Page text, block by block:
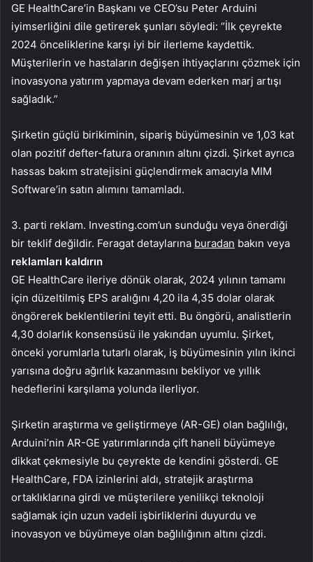
GE HealthCare’in Başkanı ve CEO’su Peter Arduini
iyimserliğini dile getirerek şunları söyledi: “İlk çeyrekte
2024 önceliklerine karşı iyi bir ilerleme kaydettik.
Müşterilerin ve hastaların değişen ihtiyaçlarını çözmek için
inovasyona yatırım yapmaya devam ederken marj artışı
sağladık.”
Şirketin güçlü birikiminin, sipariş büyümesinin ve 1,03 kat
olan pozitif defter-fatura oranının altını çizdi. Şirket ayrıca
hassas bakım stratejisini güçlendirmek amacıyla MIM
Software’in satın alımını tamamladı.
3. parti reklam. Investing.com’un sunduğu veya önerdiği
bir teklif değildir. Feragat detaylarına buradan bakın veya
reklamları kaldırın
GE HealthCare ileriye dönük olarak, 2024 yılının tamamı
için düzeltilmiş EPS aralığını 4,20 ila 4,35 dolar olarak
öngörerek beklentilerini teyit etti. Bu öngörü, analistlerin
4,30 dolarlık konsensüsü ile yakından uyumlu. Şirket,
önceki yorumlarla tutarlı olarak, iş büyümesinin yılın ikinci
yarısına doğru ağırlık kazanmasını bekliyor ve yıllık
hedeflerini karşılama yolunda ilerliyor.
Şirketin araştırma ve geliştirmeye (AR-GE) olan bağlılığı,
Arduini’nin AR-GE yatırımlarında çift haneli büyümeye
dikkat çekmesiyle bu çeyrekte de kendini gösterdi. GE
HealthCare, FDA izinlerini aldı, stratejik araştırma
ortaklıklarına girdi ve müşterilere yenilikçi teknoloji
sağlamak için uzun vadeli işbirliklerini duyurdu ve
inovasyon ve büyümeye olan bağlılığının altını çizdi.